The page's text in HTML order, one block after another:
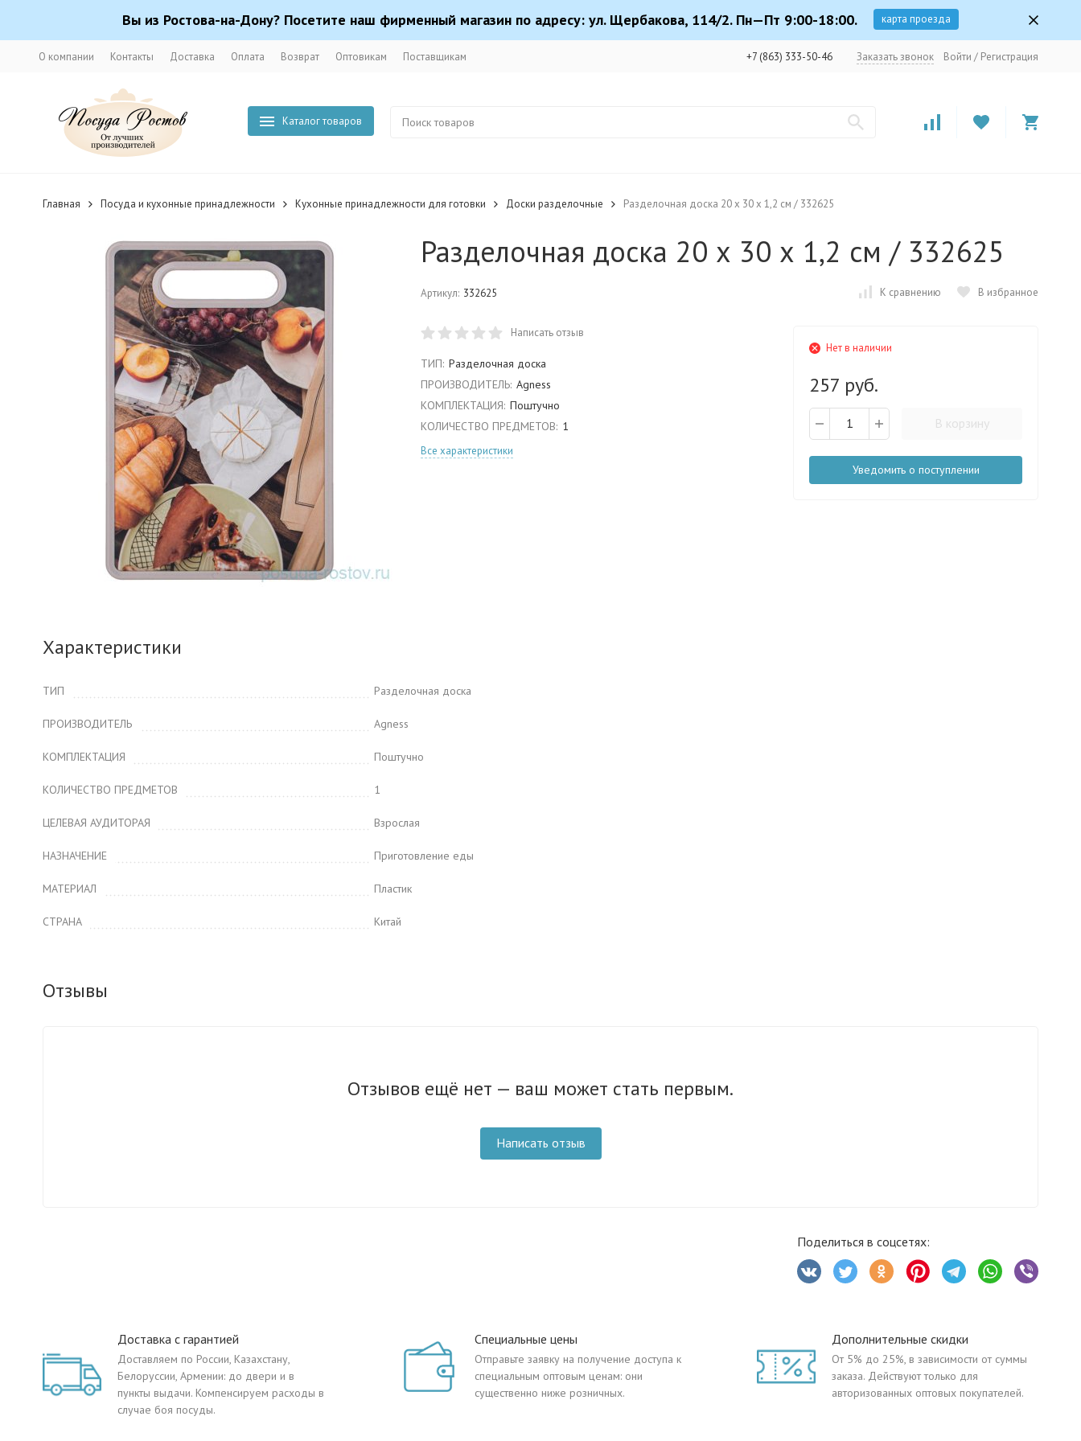
Вы из Ростова-на-Дону? Посетите наш фирменный магазин по адресу: ул. Щербакова, 114/2. Пн—Пт 9:00-18:00. карта проезда
О компании Контакты Доставка Оплата Возврат Оптовикам Поставщикам +7 (863) 333-50-46 Заказать звонок Войти / Регистрация
Каталог товаров
Главная Посуда и кухонные принадлежности Кухонные принадлежности для готовки Доски разделочные Разделочная доска 20 х 30 х 1,2 см / 332625
Разделочная доска 20 х 30 х 1,2 см / 332625
Артикул: 332625 К сравнению В избранное
Написать отзыв
ТИП: Разделочная доска
ПРОИЗВОДИТЕЛЬ: Agness
КОМПЛЕКТАЦИЯ: Поштучно
КОЛИЧЕСТВО ПРЕДМЕТОВ: 1
Все характеристики
Нет в наличии
257 руб.
В корзину
Уведомить о поступлении
Характеристики
ТИП Разделочная доска
ПРОИЗВОДИТЕЛЬ Agness
КОМПЛЕКТАЦИЯ Поштучно
КОЛИЧЕСТВО ПРЕДМЕТОВ 1
ЦЕЛЕВАЯ АУДИТОРАЯ Взрослая
НАЗНАЧЕНИЕ Приготовление еды
МАТЕРИАЛ Пластик
СТРАНА Китай
Отзывы
Отзывов ещё нет — ваш может стать первым.
Написать отзыв
Поделиться в соцсетях:
Доставка с гарантией
Доставляем по России, Казахстану,
Белоруссии, Армении: до двери и в
пункты выдачи. Компенсируем расходы в
случае боя посуды.
Специальные цены
Отправьте заявку на получение доступа к
специальным оптовым ценам: они
существенно ниже розничных.
Дополнительные скидки
От 5% до 25%, в зависимости от суммы
заказа. Действуют только для
авторизованных оптовых покупателей.